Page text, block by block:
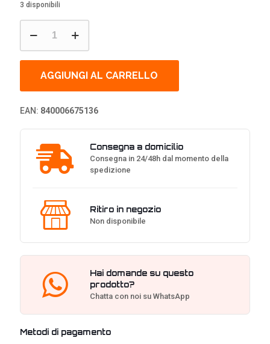
3 disponibili
Force
MP700
PRO
Series,
NVMe
SSD,
PCIe
Type
AGGIUNGI AL CARRELLO
EAN: 840006675136
Consegna a domicilio
Consegna in 24/48h dal momento della
spedizione
Ritiro in negozio
Non disponibile
Hai domande su questo
prodotto?
Chatta con noi su WhatsApp
Metodi di pagamento